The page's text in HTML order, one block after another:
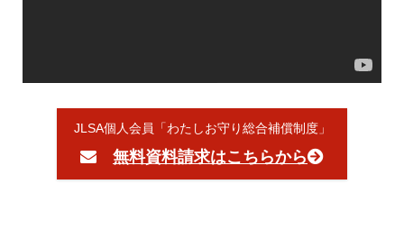
JLSA個人会員「わたしお守り総合補償制度」
無料資料請求はこちらから